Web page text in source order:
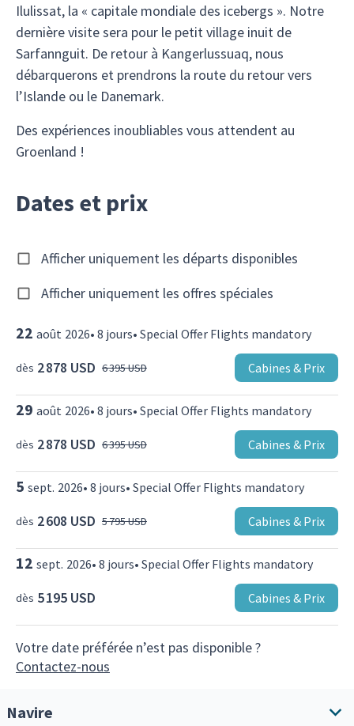
Ilulissat, la « capitale mondiale des icebergs ». Notre
dernière visite sera pour le petit village inuit de
Sarfannguit. De retour à Kangerlussuaq, nous
débarquerons et prendrons la route du retour vers
l’Islande ou le Danemark.
Des expériences inoubliables vous attendent au
Groenland !
Navire
Dates et prix
Afficher uniquement les départs disponibles
Afficher uniquement les offres spéciales
22 août 2026• 8 jours• Special Offer Flights mandatory
dès 2 878 USD 6 395 USD Cabines & Prix
29 août 2026• 8 jours• Special Offer Flights mandatory
dès 2 878 USD 6 395 USD Cabines & Prix
5 sept. 2026• 8 jours• Special Offer Flights mandatory
dès 2 608 USD 5 795 USD Cabines & Prix
12 sept. 2026• 8 jours• Special Offer Flights mandatory
dès 5 195 USD Cabines & Prix
Votre date préférée n’est pas disponible ?
Contactez-nous